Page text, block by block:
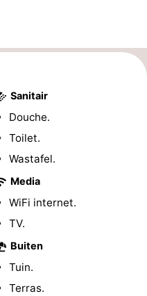
Sanitair
Douche.
Toilet.
Wastafel.
Media
WiFi internet.
TV.
Buiten
Tuin.
Terras.